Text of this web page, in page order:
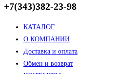
+7(343)382-23-98
КАТАЛОГ
О КОМПАНИИ
Доставка и оплата
Обмен и возврат